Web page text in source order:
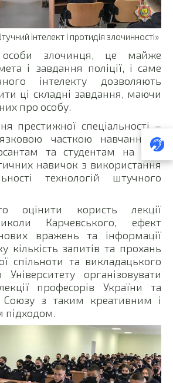
інтелект і протидія злочинності»
особи злочинця, це майже
і завдання поліції, і саме
інтелекту дозволяють
ці складні завдання, маючи
про особу.
престижної спеціальності –
часткою навчання є
та студентам на базі
навичок з використання
технологій штучного
оцінити користь лекції
Карчевського, ефект
вражень та інформації
кількість запитів та прохань
спільноти та викладацького
організовувати
професорів України та
Союзу з таким креативним і
підходом.